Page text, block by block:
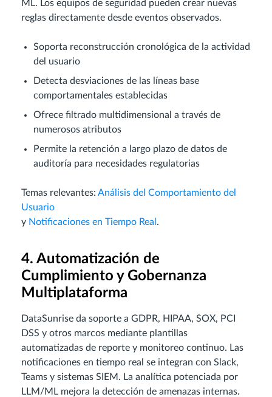
ML. Los equipos de seguridad pueden crear nuevas
reglas directamente desde eventos observados.
Soporta reconstrucción cronológica de la actividad
del usuario
Detecta desviaciones de las líneas base
comportamentales establecidas
Ofrece filtrado multidimensional a través de
numerosos atributos
Permite la retención a largo plazo de datos de
auditoría para necesidades regulatorias
Temas relevantes: Análisis del Comportamiento del
Usuario
y Notificaciones en Tiempo Real .
4. Automatización de
Cumplimiento y Gobernanza
Multiplataforma
DataSunrise da soporte a GDPR, HIPAA, SOX, PCI
DSS y otros marcos mediante plantillas
automatizadas de reporte y monitoreo continuo. Las
notificaciones en tiempo real se integran con Slack,
Teams y sistemas SIEM. La analítica potenciada por
LLM/ML mejora la detección de amenazas internas.